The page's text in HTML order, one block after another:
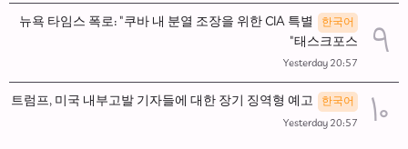
한국어
뉴욕 타임스 폭로: "쿠바 내 분열 조장을 위한 CIA 특별
태스크포스"
Yesterday 20:57
한국어
트럼프, 미국 내부고발 기자들에 대한 장기 징역형 예고
Yesterday 20:57